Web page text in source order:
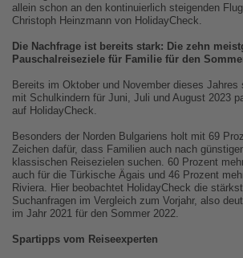
allein schon an den kontinuierlich steigenden
Christoph Heinzmann von HolidayCheck.
Die Nachfrage ist bereits stark: Die zehn
Pauschalreiseziele für Familie für den
Bereits im Oktober und November dieses
mit Schulkindern für Juni, Juli und August 2023
auf HolidayCheck.
Besonders der Norden Bulgariens holt mit 69
Zeichen dafür, dass Familien auch nach
klassischen Reisezielen suchen. 60 Prozent
auch für die Türkische Ägais und 46 Prozent
Riviera. Hier beobachtet HolidayCheck die
Suchanfragen im Vergleich zum Vorjahr, also
im Jahr 2021 für den Sommer 2022.
Spartipps vom Reiseexperten